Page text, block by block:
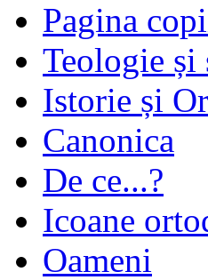
Pagina
Teologie și
Istorie și
Canonica
De ce...?
Icoane
Oameni